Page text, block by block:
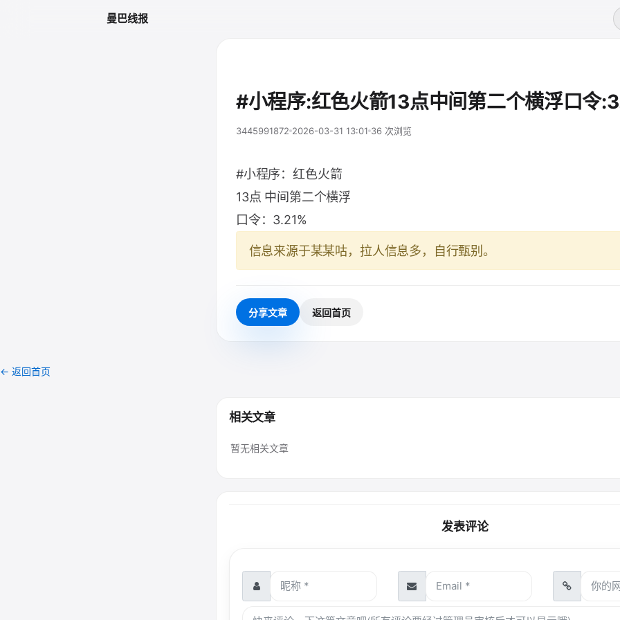
曼巴线报
#小程序:红色火箭13点中间第二个横浮口令
3445991872 2026-03-31 13:01 36 次浏览
#小程序：红色火箭
13点 中间第二个横浮
口令：3.21%
信息来源于某某咕，拉人信息多，自行甄别。
分享文章 返回首页
← 返回首页
相关文章
暂无相关文章
发表评论